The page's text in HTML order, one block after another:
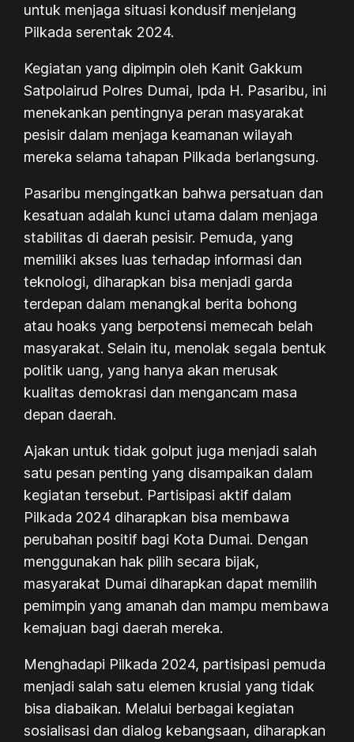
untuk menjaga situasi kondusif menjelang
Pilkada serentak 2024.
Kegiatan yang dipimpin oleh Kanit Gakkum
Satpolairud Polres Dumai, Ipda H. Pasaribu, ini
menekankan pentingnya peran masyarakat
pesisir dalam menjaga keamanan wilayah
mereka selama tahapan Pilkada berlangsung.
Pasaribu mengingatkan bahwa persatuan dan
kesatuan adalah kunci utama dalam menjaga
stabilitas di daerah pesisir. Pemuda, yang
memiliki akses luas terhadap informasi dan
teknologi, diharapkan bisa menjadi garda
terdepan dalam menangkal berita bohong
atau hoaks yang berpotensi memecah belah
masyarakat. Selain itu, menolak segala bentuk
politik uang, yang hanya akan merusak
kualitas demokrasi dan mengancam masa
depan daerah.
Ajakan untuk tidak golput juga menjadi salah
satu pesan penting yang disampaikan dalam
kegiatan tersebut. Partisipasi aktif dalam
Pilkada 2024 diharapkan bisa membawa
perubahan positif bagi Kota Dumai. Dengan
menggunakan hak pilih secara bijak,
masyarakat Dumai diharapkan dapat memilih
pemimpin yang amanah dan mampu membawa
kemajuan bagi daerah mereka.
Menghadapi Pilkada 2024, partisipasi pemuda
menjadi salah satu elemen krusial yang tidak
bisa diabaikan. Melalui berbagai kegiatan
sosialisasi dan dialog kebangsaan, diharapkan